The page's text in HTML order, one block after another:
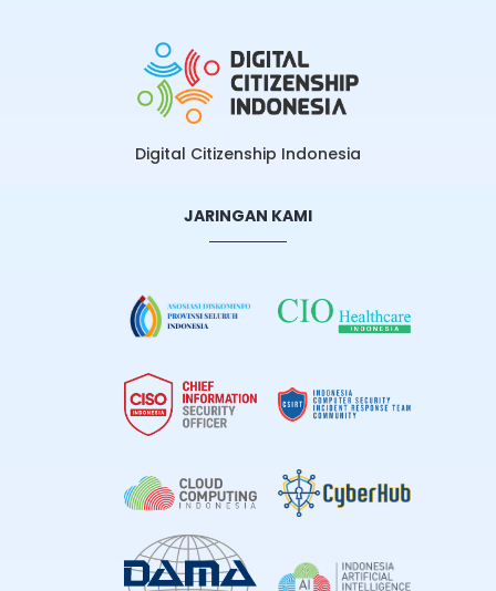
Digital Citizenship Indonesia
JARINGAN KAMI